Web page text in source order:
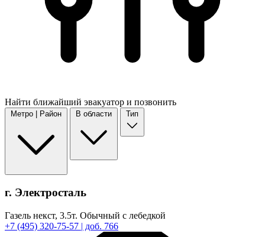
Найти ближайший эвакуатор и позвонить
Метро | Район В области Тип
г. Электросталь
Газель некст, 3.5т. Обычный с лебедкой
+7 (495) 320-75-57 | доб. 766